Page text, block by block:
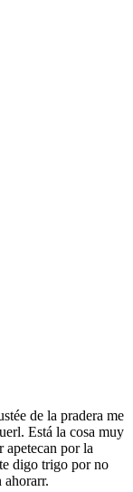
de la pradera me
Está la cosa muy
apetecan por la
digo trigo por no